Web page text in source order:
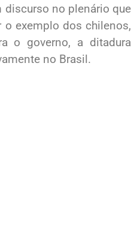
discurso no plenário que
exemplo dos chilenos,
o governo, a ditadura
no Brasil.